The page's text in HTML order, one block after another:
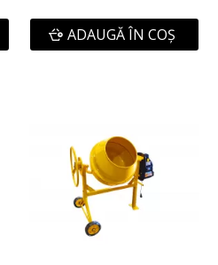
ADAUGĂ ÎN COŞ